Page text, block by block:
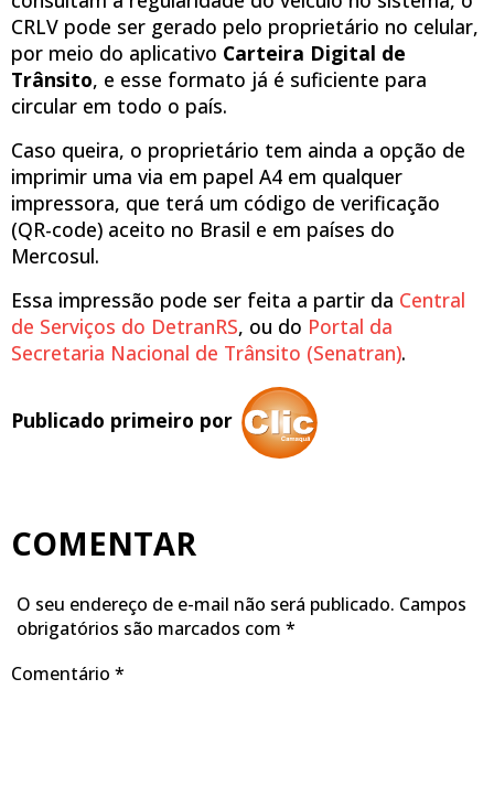
CRLV pode ser gerado pelo proprietário no celular,
por meio do aplicativo Carteira Digital de
Trânsito, e esse formato já é suficiente para
circular em todo o país.
Caso queira, o proprietário tem ainda a opção de
imprimir uma via em papel A4 em qualquer
impressora, que terá um código de verificação
(QR-code) aceito no Brasil e em países do
Mercosul.
Essa impressão pode ser feita a partir da Central
de Serviços do DetranRS, ou do Portal da
Secretaria Nacional de Trânsito (Senatran).
Publicado primeiro por
COMENTAR
O seu endereço de e-mail não será publicado. Campos
obrigatórios são marcados com *
Comentário *